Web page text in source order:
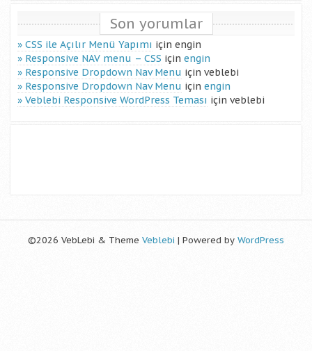
Son yorumlar
CSS ile Açılır Menü Yapımı için engin
Responsive NAV menu – CSS için engin
Responsive Dropdown Nav Menu için veblebi
Responsive Dropdown Nav Menu için engin
Veblebi Responsive WordPress Teması için veblebi
©2026 VebLebi & Theme Veblebi | Powered by WordPress